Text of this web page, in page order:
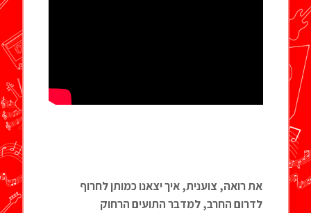
את רואה, צוענית, איך יצאנו כמותן לחרוף
לדרום החרב, למדבר התועים הרחוק